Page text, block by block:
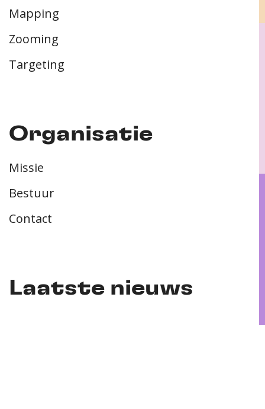
Mapping
Zooming
Targeting
Organisatie
Missie
Bestuur
Contact
Laatste nieuws